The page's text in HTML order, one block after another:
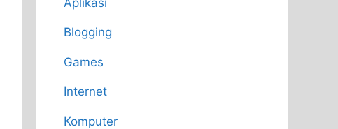
Blogging
Games
Internet
Komputer